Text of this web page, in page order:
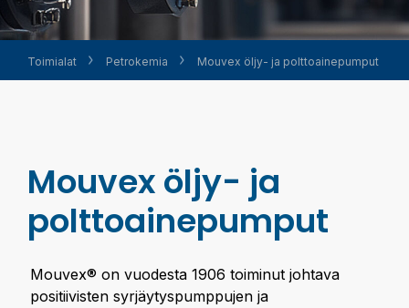
Toimialat Petrokemia Mouvex öljy- ja polttoaine­pumput
Mouvex öljy- ja
polttoaine­pumput
Mouvex® on vuodesta 1906 toiminut johtava
positiivisten syrjäytyspumppujen ja